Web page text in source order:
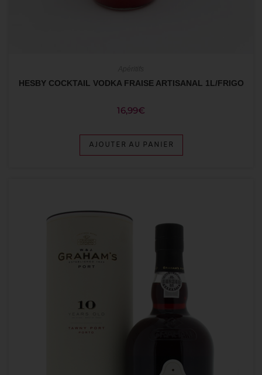
HESBY COCKTAIL VODKA FRAISE ARTISANAL 1L/FRIGO
16,99€
AJOUTER AU PANIER